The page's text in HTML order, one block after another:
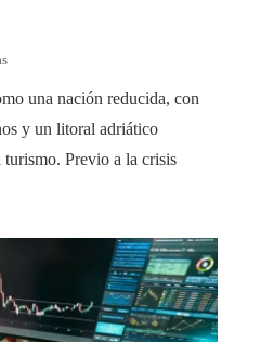
una nación reducida, con
y un litoral adriático
Previo a la crisis